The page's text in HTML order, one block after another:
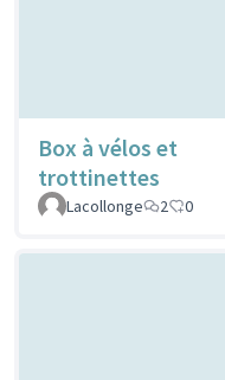
Box à vélos et
trottinettes
Lacollonge
2 0